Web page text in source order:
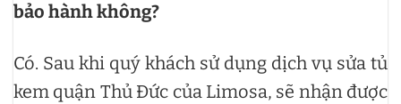
bảo hành không?
Có. Sau khi quý khách sử dụng dịch vụ sửa tủ
kem quận Thủ Đức của Limosa, sẽ nhận được